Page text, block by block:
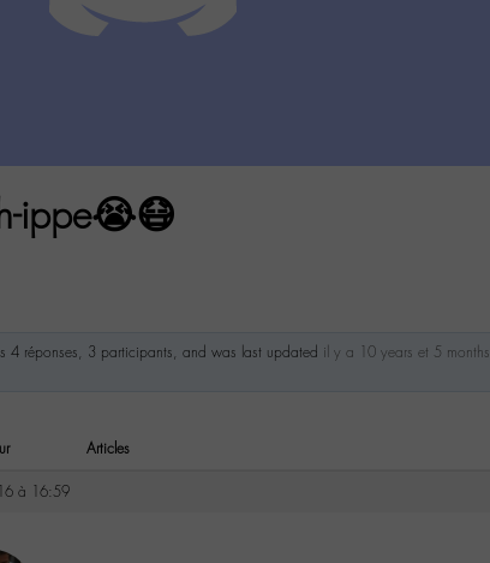
ippe😭😷
4 réponses, 3 participants, and was last updated il y a 10 years et 5 months
Articles
à 16:59